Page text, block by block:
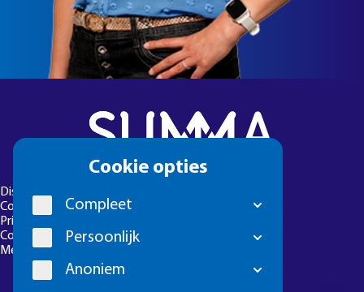
Cookie opties
Compleet
Persoonlijk
Anoniem
Disclaimer
Colofon
Privacyverklaring
Cookie-instellingen
Meld een foutje